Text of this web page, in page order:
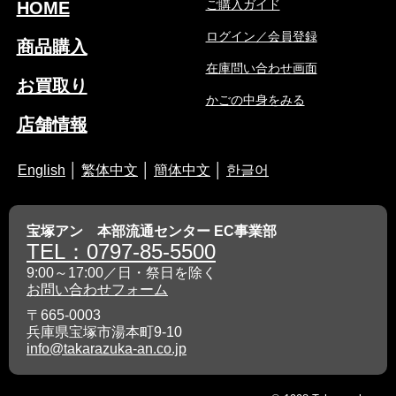
HOME
商品購入
お買取り
店舗情報
ご購入ガイド
ログイン／会員登録
在庫問い合わせ画面
かごの中身をみる
English 繁体中文 簡体中文 한글어
宝塚アン 本部流通センター EC事業部
TEL：0797-85-5500
9:00～17:00／日・祭日を除く
お問い合わせフォーム
〒665-0003
兵庫県宝塚市湯本町9-10
info@takarazuka-an.co.jp